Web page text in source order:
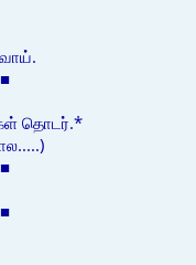
தொடர்.*